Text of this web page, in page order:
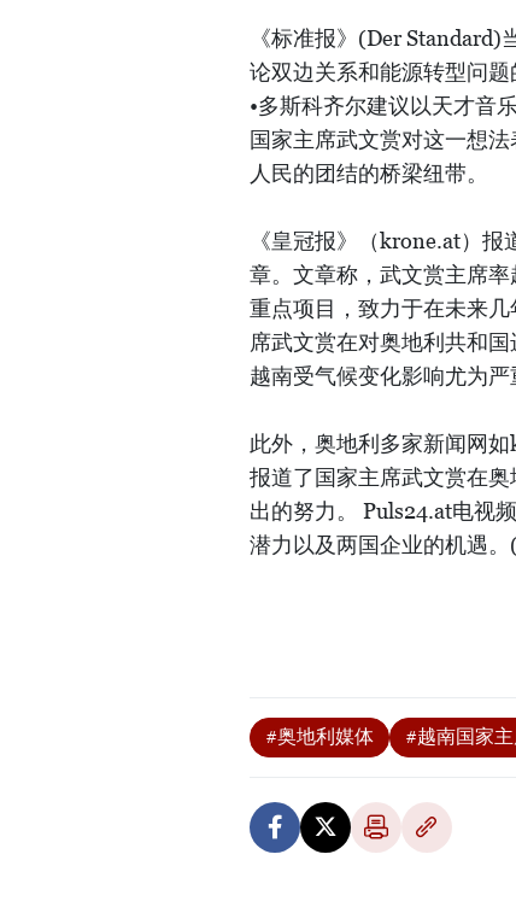
《标准报》(Der
论双边关系和能源转型问
•多斯科齐尔建议以天才音
国家主席武文赏对这一想
人民的团结的桥梁纽带。
《皇冠报》（krone.at）
章。文章称，武文赏主席
重点项目，致力于在未来
席武文赏在对奥地利共和
越南受气候变化影响尤为
此外，奥地利多家新闻网
报道了国家主席武文赏在
出的努力。 Puls24.at电视
潜力以及两国企业的机遇。
#奥地利媒体 #越南国家